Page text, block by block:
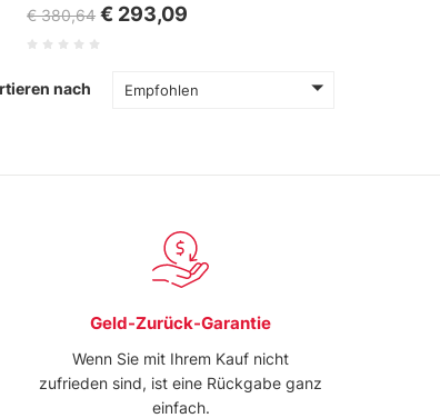
€ 380,64 € 293,09
nach Empfohlen
Geld-Zurück-Garantie
Wenn Sie mit Ihrem Kauf nicht
zufrieden sind, ist eine Rückgabe ganz
einfach.